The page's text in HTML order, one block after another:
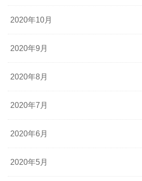
2020年10月
2020年9月
2020年8月
2020年7月
2020年6月
2020年5月